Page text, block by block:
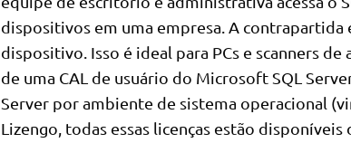
dispositivos em uma empresa. A contrapartida
dispositivo. Isso é ideal para PCs e scanners
de uma CAL de usuário do Microsoft SQL
Server por ambiente de sistema operacional
Lizengo, todas essas licenças estão